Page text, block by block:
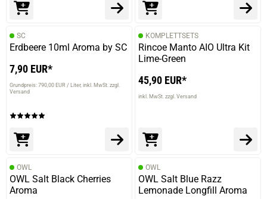
SC
Erdbeere 10ml Aroma by SC
7,90 EUR*
Grundpreis: 790,00 EUR / Liter inkl. MwSt. zzgl.
Versand
KOMPLETTSETS
Rincoe Manto AIO Ultra Kit
Lime-Green
45,90 EUR*
inkl. MwSt. zzgl. Versand
OWL
OWL Salt Black Cherries
Aroma
OWL
OWL Salt Blue Razz
Lemonade Longfill Aroma